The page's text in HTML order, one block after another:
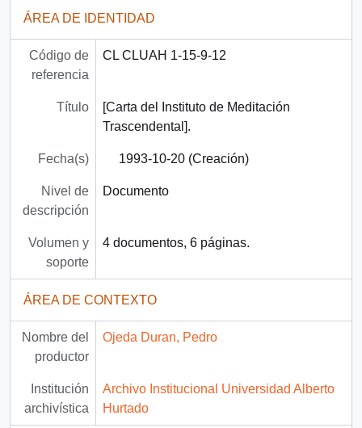
ÁREA DE IDENTIDAD
Código de
referencia
CL CLUAH 1-15-9-12
Título
[Carta del Instituto de Meditación
Trascendental].
Fecha(s) 1993-10-20 (Creación)
Nivel de
descripción
Documento
Volumen y
soporte
4 documentos, 6 páginas.
ÁREA DE CONTEXTO
Nombre del
productor
Ojeda Duran, Pedro
Institución
archivística
Archivo Institucional Universidad Alberto
Hurtado